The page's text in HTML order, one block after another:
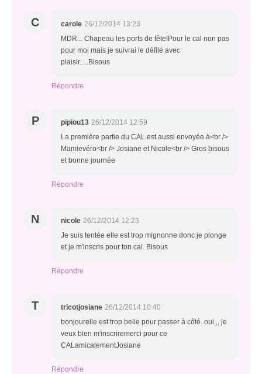
C carole 26/12/2014 13:23
MDR... Chapeau les ports de tête!Pour le cal non pas
pour moi mais je suivrai le défilé avec
plaisir.....Bisous
Répondre
P pipiou13 26/12/2014 12:59
La première partie du CAL est aussi envoyée à<br />
Mamievéro<br /> Josiane et Nicole<br /> Gros bisous
et bonne journée
Répondre
N nicole 26/12/2014 12:23
Je suis tentée elle est trop mignonne donc je plonge
et je m'inscris pour ton cal. Bisous
Répondre
T tricotjosiane 26/12/2014 10:40
bonjourelle est trop belle pour passer à côté..oui,,, je
veux bien m'inscriremerci pour ce
CALamicalementJosiane
Répondre